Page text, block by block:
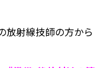
放射線技師の方から